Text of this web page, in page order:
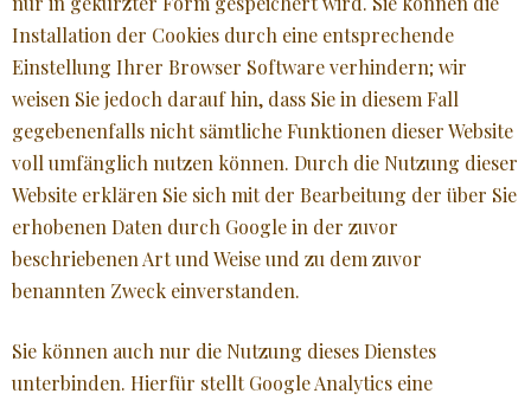
Installation der Cookies durch eine entsprechende
Einstellung Ihrer Browser Software verhindern; wir
weisen Sie jedoch darauf hin, dass Sie in diesem Fall
gegebenenfalls nicht sämtliche Funktionen dieser Website
voll umfänglich nutzen können. Durch die Nutzung dieser
Website erklären Sie sich mit der Bearbeitung der über Sie
erhobenen Daten durch Google in der zuvor
beschriebenen Art und Weise und zu dem zuvor
benannten Zweck einverstanden.
Sie können auch nur die Nutzung dieses Dienstes
unterbinden. Hierfür stellt Google Analytics eine